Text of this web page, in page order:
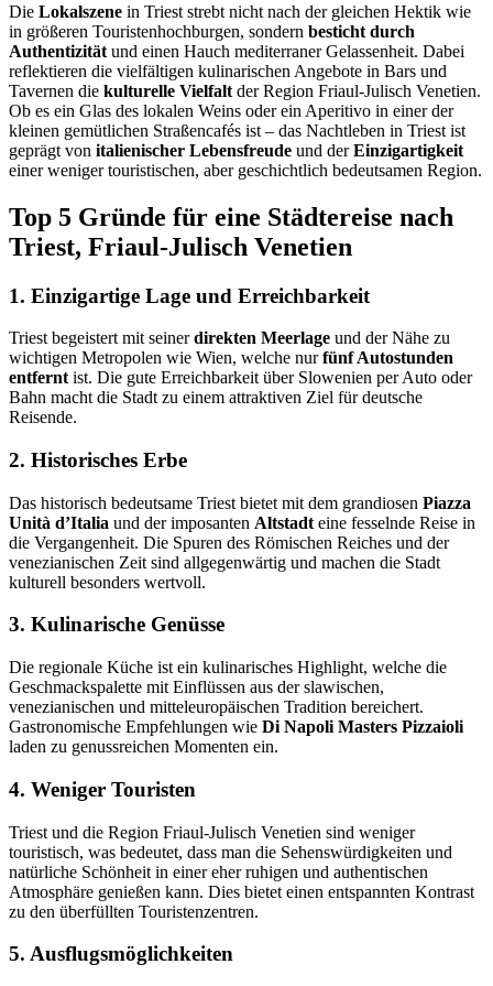
Die Lokalszene in Triest strebt nicht nach der gleichen Hektik wie
in größeren Touristenhochburgen, sondern besticht durch
Authentizität und einen Hauch mediterraner Gelassenheit. Dabei
reflektieren die vielfältigen kulinarischen Angebote in Bars und
Tavernen die kulturelle Vielfalt der Region Friaul-Julisch Venetien.
Ob es ein Glas des lokalen Weins oder ein Aperitivo in einer der
kleinen gemütlichen Straßencafés ist – das Nachtleben in Triest ist
geprägt von italienischer Lebensfreude und derEinzigartigkeit
einer weniger touristischen, aber geschichtlich bedeutsamen Region.
Top 5 Gründe für eine Städtereise nach
Triest, Friaul-Julisch Venetien
1. Einzigartige Lage und Erreichbarkeit
Triest begeistert mit seinerdirekten Meerlage und der Nähe zu
wichtigen Metropolen wie Wien, welche nurfünf Autostunden
entfernt ist. Die gute Erreichbarkeit über Slowenien per Auto oder
Bahn macht die Stadt zu einem attraktiven Ziel für deutsche
Reisende.
2. Historisches Erbe
Das historisch bedeutsame Triest bietet mit dem grandiosen Piazza
Unità d’Italia und der imposanten Altstadt eine fesselnde Reise in
die Vergangenheit. Die Spuren des Römischen Reiches und der
venezianischen Zeit sind allgegenwärtig und machen die Stadt
kulturell besonders wertvoll.
3. Kulinarische Genüsse
Die regionale Küche ist ein kulinarisches Highlight, welche die
Geschmackspalette mit Einflüssen aus der slawischen,
venezianischen und mitteleuropäischen Tradition bereichert.
Gastronomische Empfehlungen wie Di Napoli Masters Pizzaioli
laden zu genussreichen Momenten ein.
4. Weniger Touristen
Triest und die Region Friaul-Julisch Venetien sind weniger
touristisch, was bedeutet, dass man die Sehenswürdigkeiten und
natürliche Schönheit in einer eher ruhigen und authentischen
Atmosphäre genießen kann. Dies bietet einen entspannten Kontrast
zu den überfüllten Touristenzentren.
5. Ausflugsmöglichkeiten